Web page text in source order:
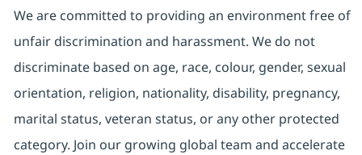
We are committed to providing an environment free of
unfair discrimination and harassment. We do not
discriminate based on age, race, colour, gender, sexual
orientation, religion, nationality, disability, pregnancy,
marital status, veteran status, or any other protected
category. Join our growing global team and accelerate